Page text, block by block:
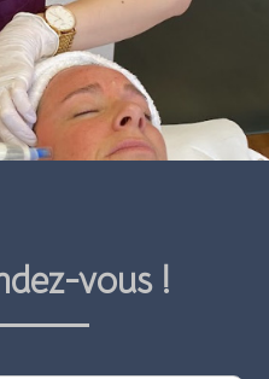
vous !